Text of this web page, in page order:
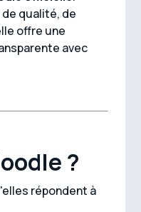
qualité, de
offre une
avec
?
répondent à